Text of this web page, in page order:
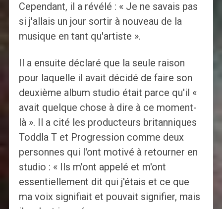
Cependant, il a révélé : « Je ne savais pas
si j'allais un jour sortir à nouveau de la
musique en tant qu'artiste ».
Il a ensuite déclaré que la seule raison
pour laquelle il avait décidé de faire son
deuxième album studio était parce qu'il «
avait quelque chose à dire à ce moment-
là ». Il a cité les producteurs britanniques
Toddla T et Progression comme deux
personnes qui l'ont motivé à retourner en
studio : « Ils m'ont appelé et m'ont
essentiellement dit qui j'étais et ce que
ma voix signifiait et pouvait signifier, mais